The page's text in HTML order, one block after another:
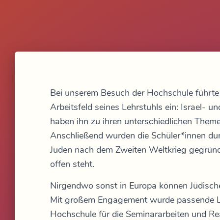
Bei unserem Besuch der Hochschule
Arbeitsfeld seines Lehrstuhls ein: Israel-
haben ihn zu ihren unterschiedlichen
Anschließend wurden die Schüler*innen
Juden nach dem Zweiten Weltkrieg
offen steht.
Nirgendwo sonst in Europa können
Mit großem Engagement wurde passende
Hochschule für die Seminararbeiten und